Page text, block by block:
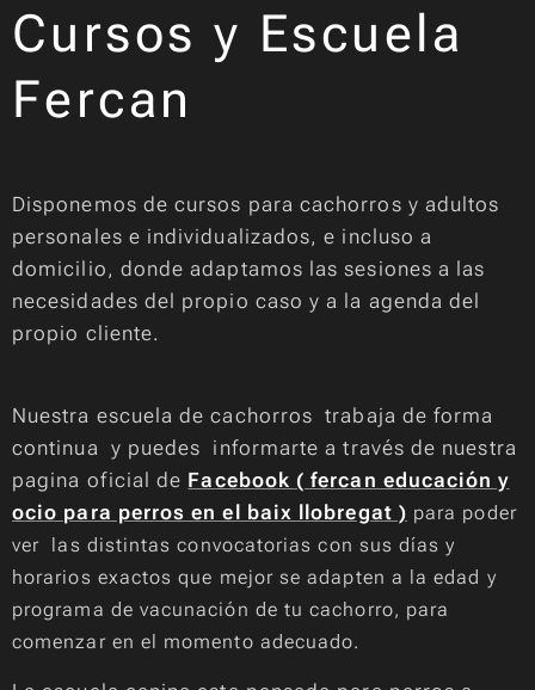
Cursos y Escuela
Fercan
Disponemos de cursos para cachorros y adultos
personales e individualizados, e incluso a
domicilio, donde adaptamos las sesiones a las
necesidades del propio caso y a la agenda del
propio cliente.
Nuestra escuela de cachorros trabaja de forma
continua y puedes informarte a través de nuestra
pagina oficial de Facebook ( fercan educación y
ocio para perros en el baix llobregat ) para poder
ver las distintas convocatorias con sus días y
horarios exactos que mejor se adapten a la edad y
programa de vacunación de tu cachorro, para
comenzar en el momento adecuado.